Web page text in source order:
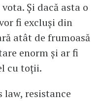
Şi dacă asta o
fi excluşi din
atât de frumoasă
enorm şi ar fi
cu toţii.
law, resistance